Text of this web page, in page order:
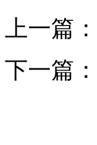
上一篇：
下一篇：